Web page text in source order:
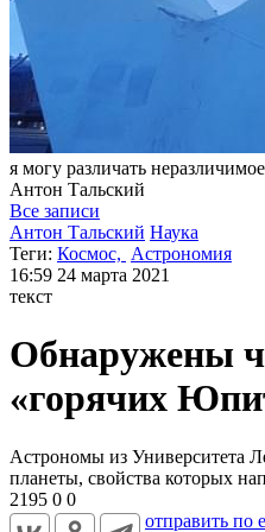
я могу различать неразличимое
Антон Тальский
Все записи
Антон Тальский Наука
Теги: Космос, Астрономия
16:59 24 марта 2021
текст
Обнаружены
«горячих
Астрономы из Университета
планеты, свойства которых
2195 0 0
отправить по